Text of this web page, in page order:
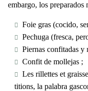
embargo, los preparados
Foie gras (cocido,
Pechuga (fresca,
Piernas confitadas y
Confit de mollejas ;
Les rillettes et
titions, la palabra